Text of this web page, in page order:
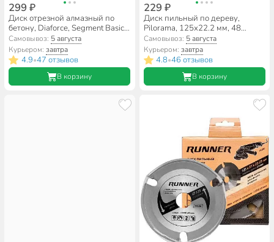
299 ₽
Диск отрезной алмазный по
бетону, Diaforce, Segment Basic,
сегментный край,
125х22.23х1.9 мм, сухой рез,
510125
Самовывоз: 5 августа
Курьером:завтра
4.9•47 отзывов
В корзину
229 ₽
Диск пильный по дереву,
Pilorama, 125х22.2 мм, 48
зубьев, 501248
Самовывоз: 5 августа
Курьером: завтра
4.8•46 отзывов
В корзину